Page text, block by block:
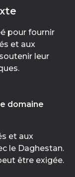
pour fournir
et aux
leur
domaine
et aux
le Daghestan.
être exigée.